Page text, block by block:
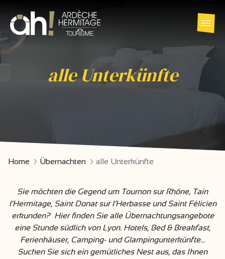
alle Unterkünfte
Home Übernachten alle Unterkünfte
Sie möchten die Gegend um Tournon sur Rhône, Tain
l’Hermitage, Saint Donat sur l’Herbasse und Saint Félicien
erkunden? Hier finden Sie alle Übernachtungsangebote
eine Stunde südlich von Lyon. Hotels, Bed & Breakfast,
Ferienhäuser, Camping- und Glampingunterkünfte...
Suchen Sie sich ein gemütliches Nest aus, das Ihnen